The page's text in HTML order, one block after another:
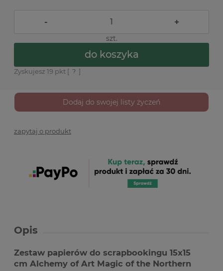
- +
szt.
do koszyka
Zyskujesz 19 pkt [ ? ]
Dodaj do swojej listy życzeń
zapytaj o produkt
Opis
Zestaw papierów do scrapbookingu 15x15
cm Alchemy of Art Magic of the Northern